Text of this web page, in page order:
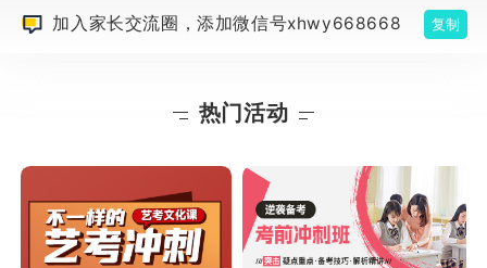
加入家长交流圈，添加微信号xhwy668668 复制
热门活动